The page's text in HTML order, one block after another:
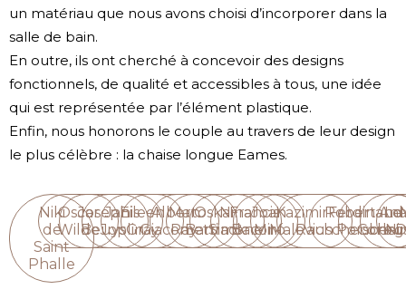
un matériau que nous avons choisi d’incorporer dans la
salle de bain.
En outre, ils ont cherché à concevoir des designs
fonctionnels, de qualité et accessibles à tous, une idée
qui est représentée par l’élément plastique.
Enfin, nous honorons le couple au travers de leur design
le plus célèbre : la chaise longue Eames.
Niki
de
Saint
Phalle
Oscar
Wilde
Joseph
Beuys
Janis
Joplin
Eileen
Gray
Alberto
Giacometti
Man
Ray
Oskar
Barnack
Nina
Simone
Francis
Bacon
Joan
Miró
Kazimir
Malevich
Robert
Rauschenberg
Ferdinand
Porsche
Le